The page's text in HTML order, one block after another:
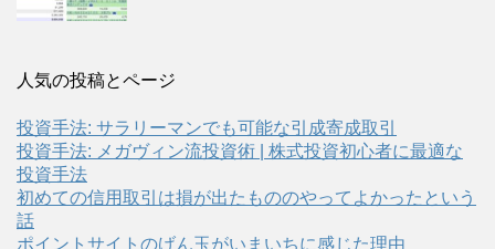
人気の投稿とページ
投資手法: サラリーマンでも可能な引成寄成取引
投資手法: メガヴィン流投資術 | 株式投資初心者に最適な
投資手法
初めての信用取引は損が出たもののやってよかったという
話
ポイントサイトのげん玉がいまいちに感じた理由